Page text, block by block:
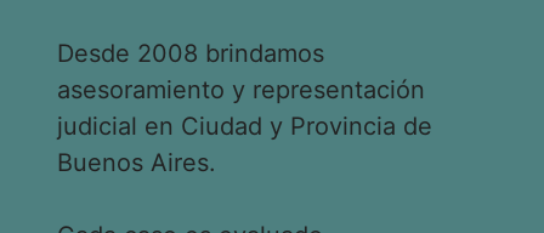
Desde 2008 brindamos
asesoramiento y representación
judicial en Ciudad y Provincia de
Buenos Aires.